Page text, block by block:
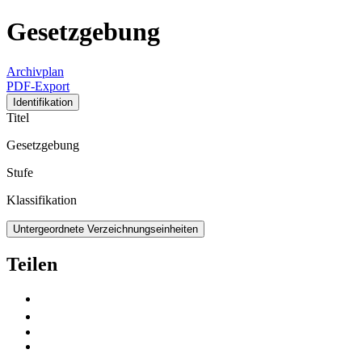
Gesetzgebung
Archivplan
PDF-Export
Identifikation
Titel
Gesetzgebung
Stufe
Klassifikation
Untergeordnete Verzeichnungseinheiten
Teilen